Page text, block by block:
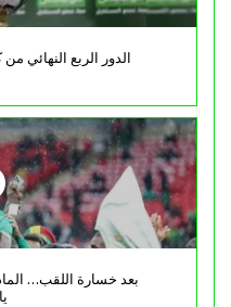
الدور الربع النهائي